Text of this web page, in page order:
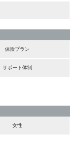
保険プラン
サポート体制
女性